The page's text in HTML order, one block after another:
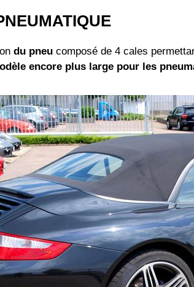
du pneucomposé de 4 cales
encore plus large pour les